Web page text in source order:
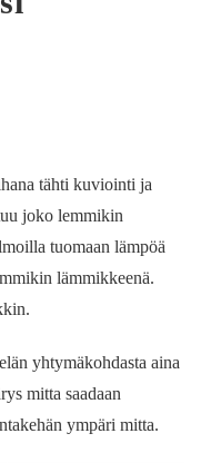
tähti kuviointi ja
joko lemmikin
tuomaan lämpöä
lämmikkeenä.
yhtymäkohdasta aina
mitta saadaan
ympäri mitta.